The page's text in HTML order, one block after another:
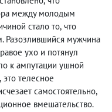
между молодым
стало то, что
Разозлившийся мужчина
ухо и потянул
к ампутации ушной
, это телесное
самостоятельно,
вмешательство.